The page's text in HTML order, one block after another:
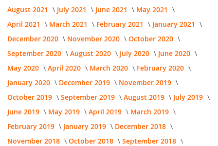
August 2021
July 2021 June 2021
May 2021
April 2021
March 2021 February 2021
January 2021
December 2020
November 2020
October 2020
September 2020
August 2020 July 2020
June 2020
May 2020
April 2020 March 2020
February 2020
January 2020
December 2019
November 2019
October 2019
September 2019 August 2019
July 2019
June 2019
May 2019 April 2019
March 2019
February 2019
January 2019
December 2018
November 2018
October 2018
September 2018